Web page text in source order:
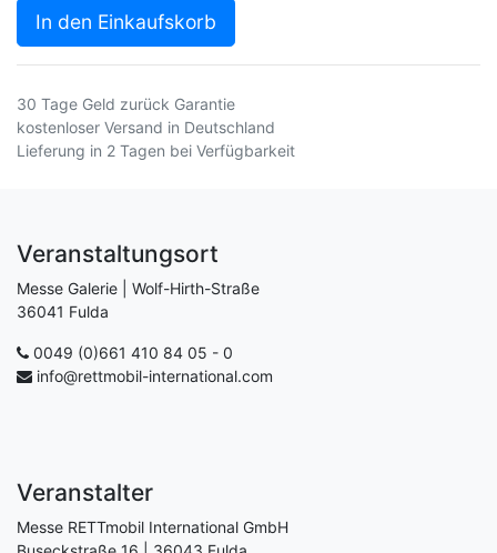
In den Einkaufskorb
30 Tage Geld zurück Garantie
kostenloser Versand in Deutschland
Lieferung in 2 Tagen bei Verfügbarkeit
Veranstaltungsort
Messe Galerie | Wolf-Hirth-Straße
36041 Fulda
0049 (0)661 410 84 05 - 0
info@rettmobil-international.com
Veranstalter
Messe RETTmobil International GmbH